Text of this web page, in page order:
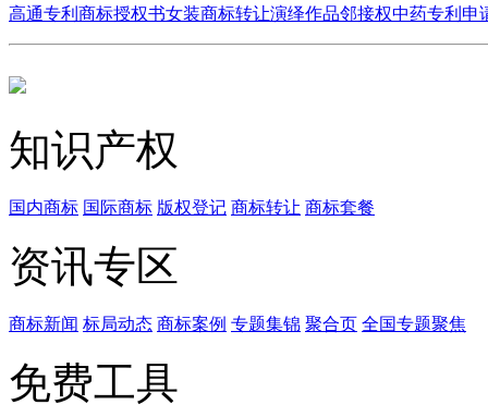
高通专利 商标授权书女装商标转让演绎作品邻接权中药专利申
知识产权
国内商标 国际商标 版权登记 商标转让 商标套餐
资讯专区
商标新闻 标局动态 商标案例 专题集锦 聚合页 全国专题聚焦
免费工具